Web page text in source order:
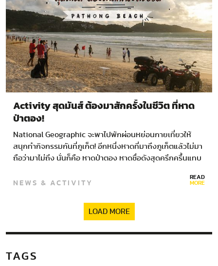
Activity สุดมันส์ ต้องมาสักครั้งในชีวิต ที่หาด
ป่าตอง!
National Geographic จะพาไปพักผ่อนหย่อนกายเที่ยวให้
สนุกทำกิจกรรมกันที่ภูเก็ต! อีกหนึ่งหาดที่มาถึงภูเก็ตแล้วไม่มา
ถือว่ามาไม่ถึง นั่นก็คือ หาดป่าตอง หาดชื่อดังสุดครึกครื้นแทบ
NEWS & ACTIVITY READ
MORE
LOAD MORE
TAGS